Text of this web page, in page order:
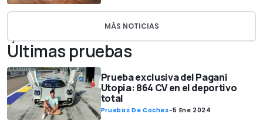
MÁS NOTICIAS
Últimas pruebas
Prueba exclusiva del Pagani
Utopia: 864 CV en el deportivo
total
Pruebas De Coches-5 Ene 2024